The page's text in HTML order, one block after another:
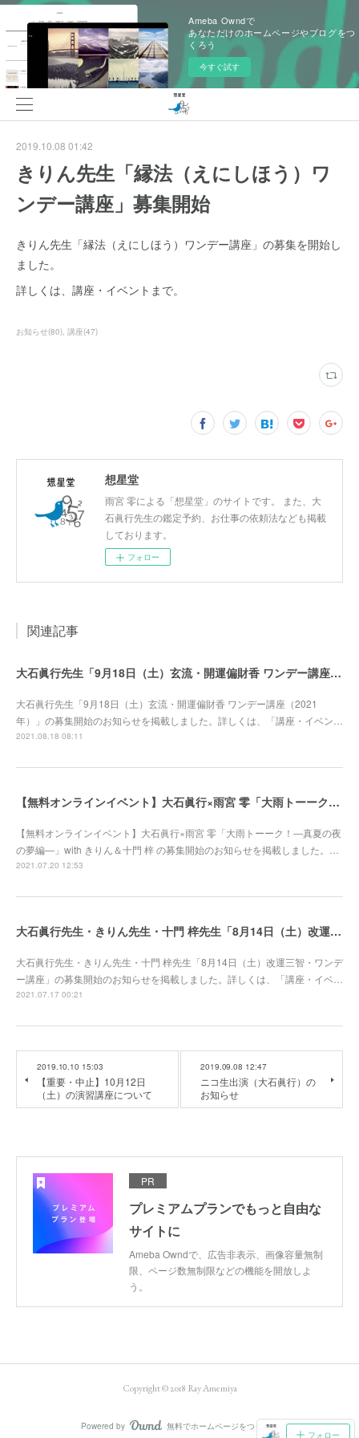
Ameba Owndで
あなただけのホームページやブログをつ
くろう
今すぐ試す
2019.10.08 01:42
きりん先生「縁法（えにしほう）ワ
ンデー講座」募集開始
きりん先生「縁法（えにしほう）ワンデー講座」の募集を開始し
ました。
詳しくは、講座・イベントまで。
お知らせ(80) 講座(47)
想星堂
雨宮 零による「想星堂」のサイトです。 また、大
石眞行先生の鑑定予約、お仕事の依頼法なども掲載
しております。
フォロー
関連記事
大石眞行先生「9月18日（土）玄流・開運偏財香 ワンデー講座（2021年）」募集開始
大石眞行先生「9月18日（土）玄流・開運偏財香 ワンデー講座（2021
年）」の募集開始のお知らせを掲載しました。詳しくは、「講座・イベン…
2021.08.18 08:11
【無料オンラインイベント】大石眞行×雨宮 零「大雨トーーク！―真夏の夜の夢編―」with きりん＆十門 梓 募集開始
【無料オンラインイベント】大石眞行×雨宮 零「大雨トーーク！―真夏の夜
の夢編―」with きりん＆十門 梓 の募集開始のお知らせを掲載しました。…
2021.07.20 12:53
大石眞行先生・きりん先生・十門 梓先生「8月14日（土）改運三智・ワンデー講座」募集開始
大石眞行先生・きりん先生・十門 梓先生「8月14日（土）改運三智・ワンデ
ー講座」の募集開始のお知らせを掲載しました。詳しくは、「講座・イベ…
2021.07.17 00:21
2019.10.10 15:03
【重要・中止】10月12日
（土）の演習講座について
2019.09.08 12:47
ニコ生出演（大石眞行）の
お知らせ
PR
プレミアムプランでもっと自由な
サイトに
Ameba Owndで、広告非表示、画像容量無制
限、ページ数無制限などの機能を開放しよ
う。
フォロー
Copyright © 2018 Ray Amemiya
Powered by AmebaOwnd
無料でホームページをつくろう